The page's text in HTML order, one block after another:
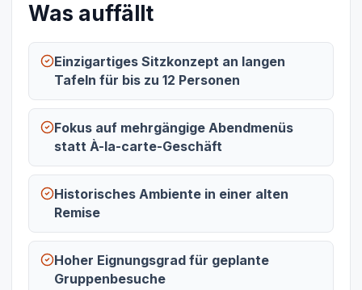
Was auffällt
Einzigartiges Sitzkonzept an langen
Tafeln für bis zu 12 Personen
Fokus auf mehrgängige Abendmenüs
statt À-la-carte-Geschäft
Historisches Ambiente in einer alten
Remise
Hoher Eignungsgrad für geplante
Gruppenbesuche